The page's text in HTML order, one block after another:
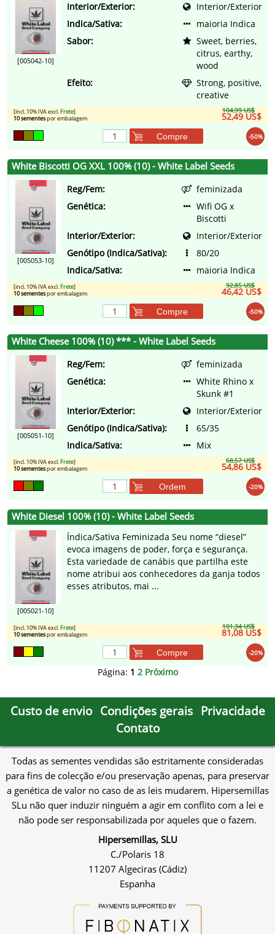
[005042-10]
Interior/Exterior:
Interior/Exterior
Indica/Sativa:
maioria Indica
Sabor:
Sweet, berries,
citrus, earthy,
wood
Efeito:
Strong, positive,
creative
104,99 US$
52,49 US$
[incl. 10% IVA excl. Frete]
10 sementespor embalagem
-50%
Compre
White Biscotti OG XXL 100% (10) - White Label Seeds
[005053-10]
Reg/Fem:
feminizada
Genética:
Wifi OG x
Biscotti
Interior/Exterior:
Interior/Exterior
Genótipo (Indica/Sativa):
80/20
Indica/Sativa:
maioria Indica
92,85 US$
46,42 US$
[incl. 10% IVA excl. Frete]
10 sementespor embalagem
-50%
Compre
White Cheese 100% (10) *** - White Label Seeds
[005051-10]
Reg/Fem:
feminizada
Genética:
White Rhino x
Skunk #1
Interior/Exterior:
Interior/Exterior
Genótipo (Indica/Sativa):
65/35
Indica/Sativa:
Mix
68,57 US$
54,86 US$
[incl. 10% IVA excl. Frete]
10 sementespor embalagem
-20%
Ordem
White Diesel 100% (10) - White Label Seeds
[005021-10]
Índica/Sativa Feminizada Seu nome “diesel”
evoca imagens de poder, força e segurança.
Esta variedade de canábis que partilha este
nome atribui aos conhecedores da ganja todos
esses atributos, mai ...
101,34 US$
81,08 US$
[incl. 10% IVA excl. Frete]
10 sementespor embalagem
-20%
Compre
Página: 1 2 Próximo
Custo de envio Condições gerais Privacidade
Contato
Todas as sementes vendidas são estritamente consideradas
para fins de colecção e/ou preservação apenas, para preservar
a genética de valor no caso de as leis mudarem. Hipersemillas
SLu não quer induzir ninguém a agir em conflito com a lei e
não pode ser responsabilizada por aqueles que o fazem.
Hipersemillas, SLU
C./Polaris 18
11207 Algeciras (Cádiz)
Espanha